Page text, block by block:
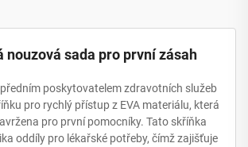
nouzová sada pro první zásah
poskytovatelem zdravotních služeb
pro rychlý přístup z EVA materiálu, která
pro první pomocníky. Tato skříňka
oddíly pro lékařské potřeby, čímž zajišťuje